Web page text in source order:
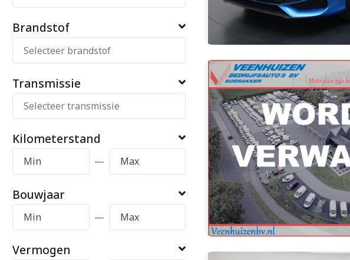
Brandstof
Transmissie
Kilometerstand
—
Bouwjaar
—
Vermogen